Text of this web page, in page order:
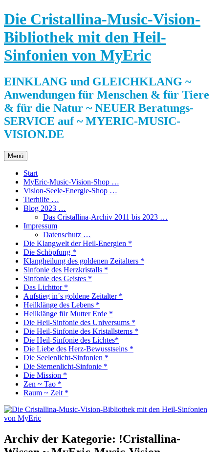
Zum
Inhalt
springen
Die Cristallina-Music-Vision-
Bibliothek mit den Heil-
Sinfonien von MyEric
EINKLANG und GLEICHKLANG ~
Anwendungen für Menschen & für Tiere
& für die Natur ~ NEUER Beratungs-
SERVICE auf ~ MYERIC-MUSIC-
VISION.DE
Menü
Start
MyEric-Music-Vision-Shop …
Vision-Seele-Energie-Shop …
Tierhilfe …
Blog 2023 …
Das Cristallina-Archiv 2011 bis 2023 …
Impressum
Datenschutz …
Die Klangwelt der Heil-Energien *
Die Schöpfung *
Klangheilung des goldenen Zeitalters *
Sinfonie des Herzkristalls *
Sinfonie des Geistes *
Das Lichttor *
Aufstieg in´s goldene Zeitalter *
Heilklänge des Lebens *
Heilklänge für Mutter Erde *
Die Heil-Sinfonie des Universums *
Die Heil-Sinfonie des Kristallsterns *
Die Heil-Sinfonie des Lichtes*
Die Liebe des Herz-Bewusstseins *
Die Seelenlicht-Sinfonien *
Die Sternenlicht-Sinfonie *
Die Mission *
Zen ~ Tao *
Raum ~ Zeit *
Archiv der Kategorie: !Cristallina-